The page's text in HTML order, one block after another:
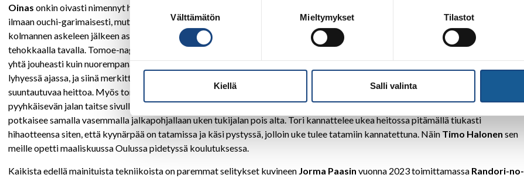
Suostumuksen
valinta
Välttämätön Mieltymykset Tilastot
Kiellä Salli valinta
Oinas onkin oivasti nimennyt heiton Ouchi-mataksi, joka antaa kyseisestä heitosta paremman mielikuvan. Jalka pyyhkäistään
ilmaan ouchi-garimaisesti, mutta heitto suuntautuu eteen. Tsuri-komi-goshissa puolestaan unohtuu helposti se, että torin on
kolmannen askeleen jälkeen astuttava heittoon sisään (askeleet neljä ja viisi), joita ilman heittoa on mahdotonta suorittaa
tehokkaalla tavalla. Tomoe-nagessa ei varsinaisesti ollut muuta ongelmaa kuin se, että iän ja painon karttuessa vartalo ei enää taivu
yhtä jouheasti kuin nuorempana. Tähän auttaa erilaiset ketteryysharjoitteet ja ruokavalio. Yoko-gaken ongelmaa ratkottiin
lyhyessä ajassa, ja siinä merkittävä asia on uken reagointi torin horjutukseen. Tuomalla lantionsa eteen uke estää torin eteenpäin
suuntautuvaa heittoa. Myös torin on pidettävä lantionsa edessä ja tärkeää on viedä migille tehtäessä tukijalka (oikea)
pyyhkäisevän jalan taitse sivulle sen vasemmalle puolelle, jonka aikana tori kampeaa ukea kyljelleen ja sen jälkeen työntää, tai
potkaisee samalla vasemmalla jalkapohjallaan uken tukijalan pois alta. Tori kannattelee ukea heitossa pitämällä tiukasti
hihaotteensa siten, että kyynärpää on tatamissa ja käsi pystyssä, jolloin uke tulee tatamiin kannatettuna. Näin Timo Halonen sen
meille opetti maaliskuussa Oulussa pidetyssä koulutuksessa.
Kaikista edellä mainituista tekniikoista on paremmat selitykset kuvineen Jorma Paasin vuonna 2023 toimittamassa Randori-no-